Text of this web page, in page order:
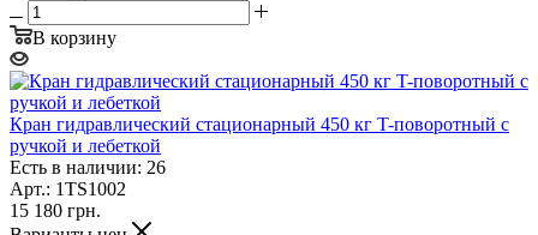
В корзину
Кран гидравлический стационарный 450 кг T-поворотный с
ручкой и лебеткой
Есть в наличии: 26
Арт.: 1TS1002
15 180 грн.